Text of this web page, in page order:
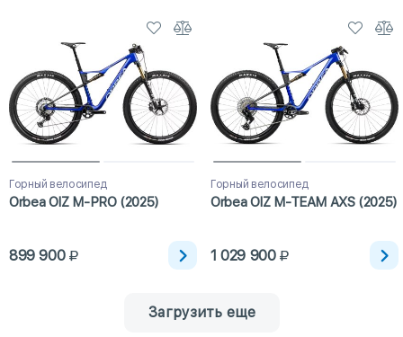
Горный велосипед
Orbea OIZ M-PRO (2025)
899 900
Горный велосипед
Orbea OIZ M-TEAM AXS (2025)
1 029 900
Загрузить еще